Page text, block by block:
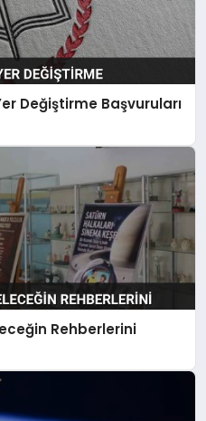
Değiştirme Başvuruları
Rehberlerini